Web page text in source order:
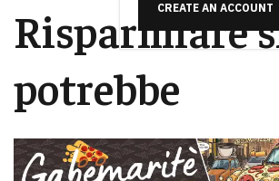
CREATE AN ACCOUNT
Risparmiare
potrebbe